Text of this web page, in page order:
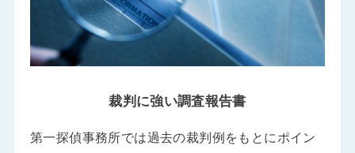
裁判に強い調査報告書
第一探偵事務所では過去の裁判例をもとにポイン